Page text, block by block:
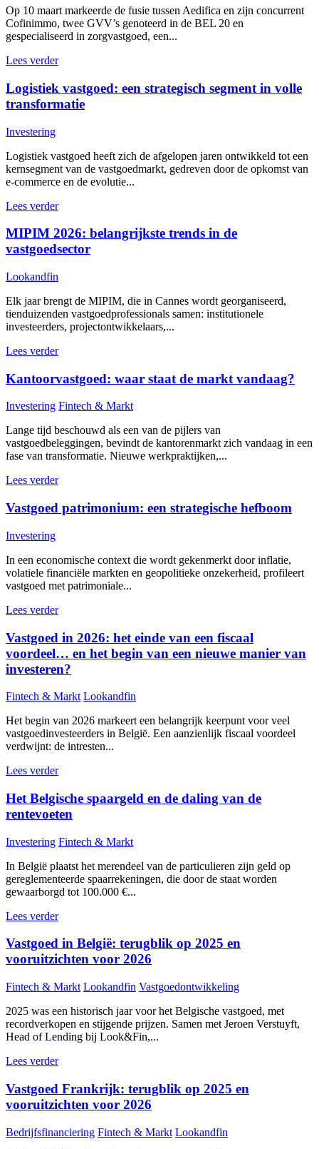
Op 10 maart markeerde de fusie tussen Aedifica en zijn concurrent
Cofinimmo, twee GVV’s genoteerd in de BEL 20 en
gespecialiseerd in zorgvastgoed, een...
Lees verder
Logistiek vastgoed: een strategisch segment in volle
transformatie
Investering
Logistiek vastgoed heeft zich de afgelopen jaren ontwikkeld tot een
kernsegment van de vastgoedmarkt, gedreven door de opkomst van
e-commerce en de evolutie...
Lees verder
MIPIM 2026: belangrijkste trends in de
vastgoedsector
Lookandfin
Elk jaar brengt de MIPIM, die in Cannes wordt georganiseerd,
tienduizenden vastgoedprofessionals samen: institutionele
investeerders, projectontwikkelaars,...
Lees verder
Kantoorvastgoed: waar staat de markt vandaag?
Investering Fintech & Markt
Lange tijd beschouwd als een van de pijlers van
vastgoedbeleggingen, bevindt de kantorenmarkt zich vandaag in een
fase van transformatie. Nieuwe werkpraktijken,...
Lees verder
Vastgoed patrimonium: een strategische hefboom
Investering
In een economische context die wordt gekenmerkt door inflatie,
volatiele financiële markten en geopolitieke onzekerheid, profileert
vastgoed met patrimoniale...
Lees verder
Vastgoed in 2026: het einde van een fiscaal
voordeel… en het begin van een nieuwe manier van
investeren?
Fintech & Markt Lookandfin
Het begin van 2026 markeert een belangrijk keerpunt voor veel
vastgoedinvesteerders in België. Een aanzienlijk fiscaal voordeel
verdwijnt: de intresten...
Lees verder
Het Belgische spaargeld en de daling van de
rentevoeten
Investering Fintech & Markt
In België plaatst het merendeel van de particulieren zijn geld op
gereglementeerde spaarrekeningen, die door de staat worden
gewaarborgd tot 100.000 €...
Lees verder
Vastgoed in België: terugblik op 2025 en
vooruitzichten voor 2026
Fintech & Markt Lookandfin Vastgoedontwikkeling
2025 was een historisch jaar voor het Belgische vastgoed, met
recordverkopen en stijgende prijzen. Samen met Jeroen Verstuyft,
Head of Lending bij Look&Fin,...
Lees verder
Vastgoed Frankrijk: terugblik op 2025 en
vooruitzichten voor 2026
Bedrijfsfinanciering Fintech & Markt Lookandfin